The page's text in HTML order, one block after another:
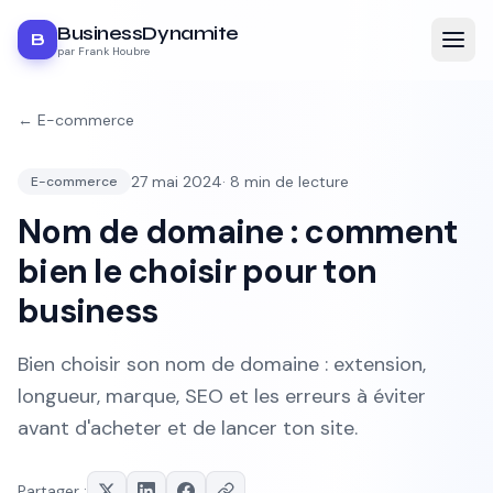
B BusinessDynamite
par Frank Houbre
← E-commerce
E-commerce 27 mai 2024· 8 min de lecture
Nom de domaine : comment
bien le choisir pour ton
business
Bien choisir son nom de domaine : extension,
longueur, marque, SEO et les erreurs à éviter
avant d'acheter et de lancer ton site.